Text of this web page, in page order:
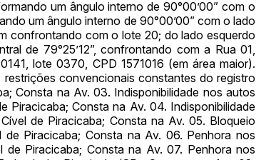
um ângulo interno de 90°00’00” com o
um ângulo interno de 90°00’00” com o lado
confrontando com o lote 20; do lado esquerdo
de 79°25’12”, confrontando com a Rua 01,
lote 0370, CPD 1571016 (em área maior).
convencionais constantes do registro
Consta na Av. 03. Indisponibilidade nos autos
Piracicaba; Consta na Av. 04. Indisponibilidade
de Piracicaba; Consta na Av. 05. Bloqueio
Piracicaba; Consta na Av. 06. Penhora nos
Piracicaba; Consta na Av. 07. Penhora nos
(Art. 895, CPC)
Histórico de Propostas
Data Usuário
14/04/2025 18:43:11 TIAGOFELIPE
Clique aqui para fazer login